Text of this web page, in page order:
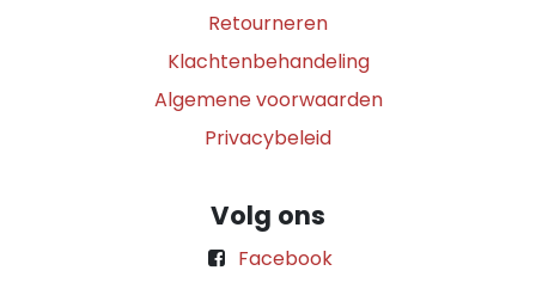
Retourneren
Klachtenbehandeling
Algemene voorwaarden
Privacybeleid
Volg ons
Facebook